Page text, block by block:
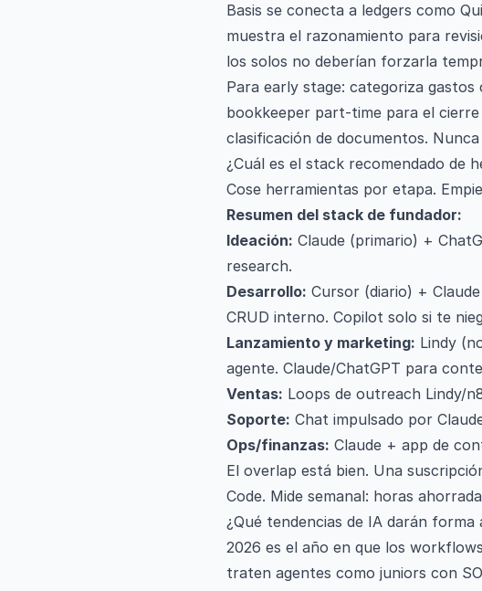
Basis se conecta a ledgers como
muestra el razonamiento para
los solos no deberían forzarla
Para early stage: categoriza
bookkeeper part-time para el
clasificación de documentos.
¿Cuál es el stack recomendado de
Cose herramientas por etapa.
Resumen del stack de fundador:
Ideación: Claude (primario) +
research.
Desarrollo: Cursor (diario) +
CRUD interno. Copilot solo si te
Lanzamiento y marketing: Lindy
agente. Claude/ChatGPT para
Ventas: Loops de outreach Lindy/
Soporte: Chat impulsado por
Ops/finanzas: Claude + app de
El overlap está bien. Una
Code. Mide semanal: horas
¿Qué tendencias de IA darán
2026 es el año en que los
traten agentes como juniors con